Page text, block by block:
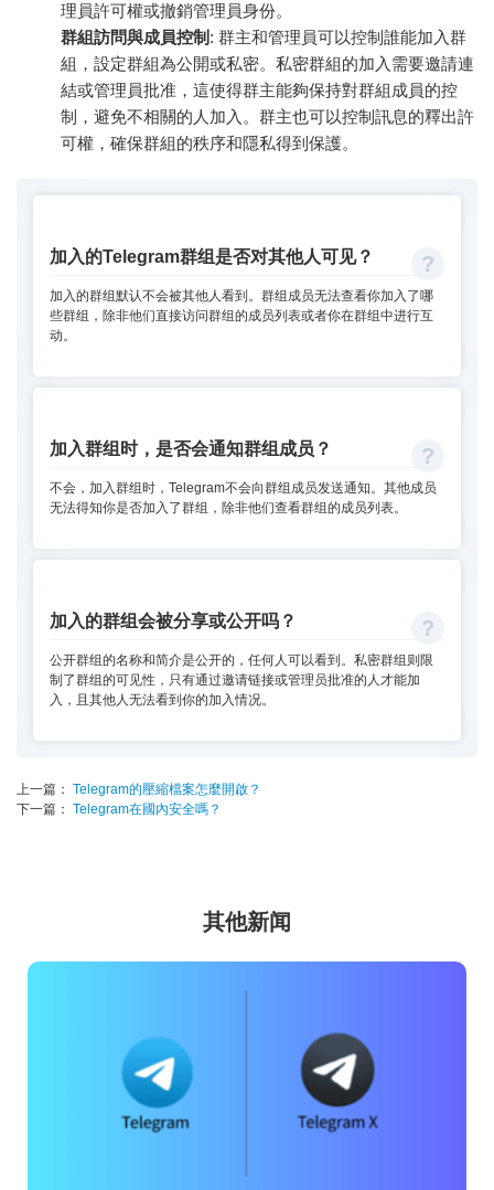
理員許可權或撤銷管理員身份。
群組訪問與成員控制 : 群主和管理員可以控制誰能加入群
組，設定群組為公開或私密。私密群組的加入需要邀請連
結或管理員批准，這使得群主能夠保持對群組成員的控
制，避免不相關的人加入。群主也可以控制訊息的釋出許
可權，確保群組的秩序和隱私得到保護。
加入的Telegram群组是否对其他人可见？
加入的群组默认不会被其他人看到。群组成员无法查看你加入了哪
些群组，除非他们直接访问群组的成员列表或者你在群组中进行互
动。
加入群组时，是否会通知群组成员？
不会，加入群组时，Telegram不会向群组成员发送通知。其他成员
无法得知你是否加入了群组，除非他们查看群组的成员列表。
加入的群组会被分享或公开吗？
公开群组的名称和简介是公开的，任何人可以看到。私密群组则限
制了群组的可见性，只有通过邀请链接或管理员批准的人才能加
入，且其他人无法看到你的加入情况。
上一篇： Telegram的壓縮檔案怎麼開啟？
下一篇： Telegram在國內安全嗎？
其他新闻